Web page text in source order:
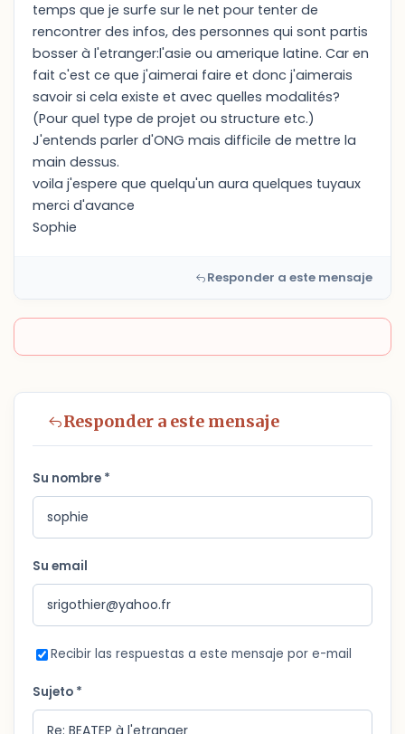
temps que je surfe sur le net pour tenter de
rencontrer des infos, des personnes qui sont partis
bosser à l'etranger:l'asie ou amerique latine. Car en
fait c'est ce que j'aimerai faire et donc j'aimerais
savoir si cela existe et avec quelles modalités?
(Pour quel type de projet ou structure etc.)
J'entends parler d'ONG mais difficile de mettre la
main dessus.
voila j'espere que quelqu'un aura quelques tuyaux
merci d'avance
Sophie
Responder a este mensaje
Responder a este mensaje
Su nombre *
Su email
Recibir las respuestas a este mensaje por e-mail
Sujeto *